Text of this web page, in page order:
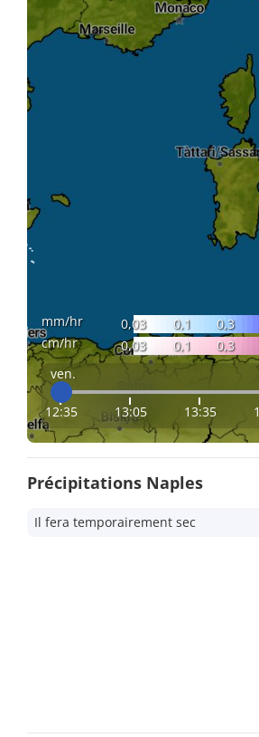
mm/hr 0,03 0,1 0,3
cm/hr
0,03 0,1 0,3
ven.
12:35 13:05 13:35
Précipitations Naples
Il fera temporairement sec